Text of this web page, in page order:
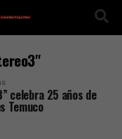
celebra 25 años de
Temuco